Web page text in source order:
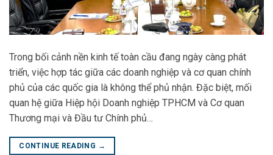
Trong bối cảnh nền kinh tế toàn cầu đang ngày càng phát
triển, việc hợp tác giữa các doanh nghiệp và cơ quan chính
phủ của các quốc gia là không thể phủ nhận. Đặc biệt, mối
quan hệ giữa Hiệp hội Doanh nghiệp TPHCM và Cơ quan
Thương mại và Đầu tư Chính phủ…
CONTINUE READING →